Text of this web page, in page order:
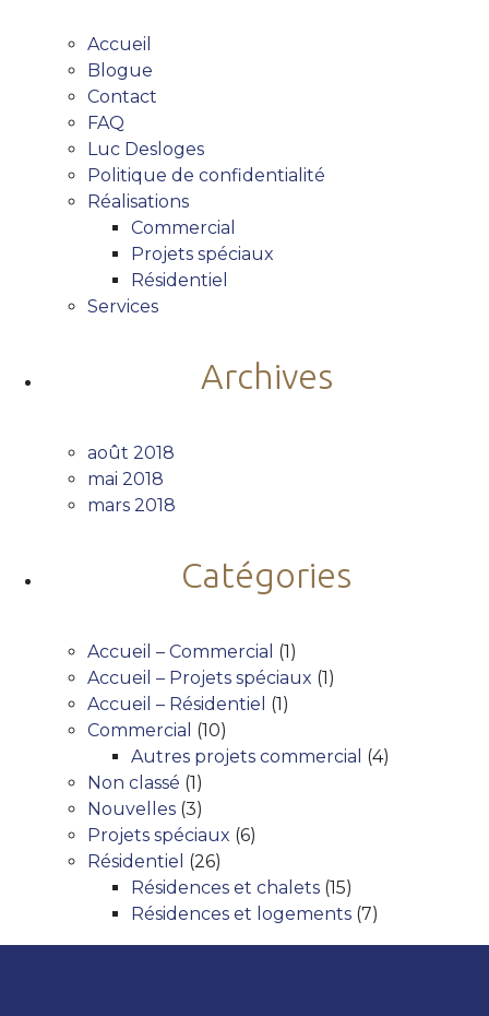
Accueil
Blogue
Contact
FAQ
Luc Desloges
Politique de confidentialité
Réalisations
Commercial
Projets spéciaux
Résidentiel
Services
Archives
août 2018
mai 2018
mars 2018
Catégories
Accueil – Commercial (1)
Accueil – Projets spéciaux (1)
Accueil – Résidentiel (1)
Commercial (10)
Autres projets commercial (4)
Non classé (1)
Nouvelles (3)
Projets spéciaux (6)
Résidentiel (26)
Résidences et chalets (15)
Résidences et logements (7)